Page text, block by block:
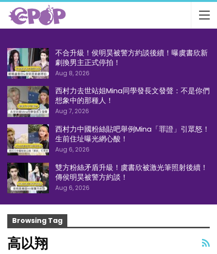
不合升級！侯明昊被警方約談後續！曝虞書欣新
劇換男主正式停拍！
Aug 8, 2026
西村力去世站姐Mina同學發長文發聲：不是你們
想象中的那種人！
Aug 7, 2026
西村力中國粉絲貼吧舉例Mina「罪證」引眾怒！
生前住址曝光網心酸！
Aug 6, 2026
雙方粉絲矛盾升級！虞書欣被激光筆照射後續！
傳侯明昊被警方約談！
Aug 6, 2026
Browsing Tag
高以翔